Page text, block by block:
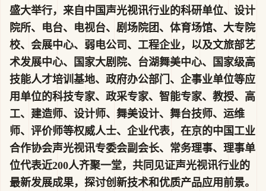
盛大举行，来自中国声光视讯行业的科研单位、设计
院所、电台、电视台、剧场院团、体育场馆、大专院
校、会展中心、弱电公司、工程企业，以及文旅部艺
术发展中心、国家大剧院、台湖舞美中心、国家级高
技能人才培训基地、政府办公部门、企事业单位等应
用单位的科技专家、政采专家、智能专家、教授、高
工、建造师、设计师、舞美设计、舞台技师、运维
师、评价师等权威人士、企业代表，在京的中国工业
合作协会声光视讯专委会副会长、常务理事、理事单
位代表近200人齐聚一堂，共同见证声光视讯行业的
最新发展成果，探讨创新技术和优质产品应用前景。